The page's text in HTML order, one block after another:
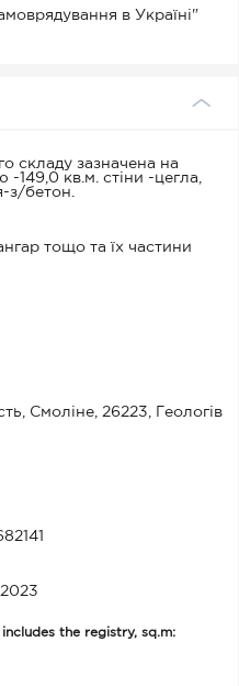
в Україні"
складу зазначена на
149,0 кв.м. стіни -цегла,
з/бетон.
тощо та їх частини
Смоліне, 26223, Геологів
the registry, sq.m: